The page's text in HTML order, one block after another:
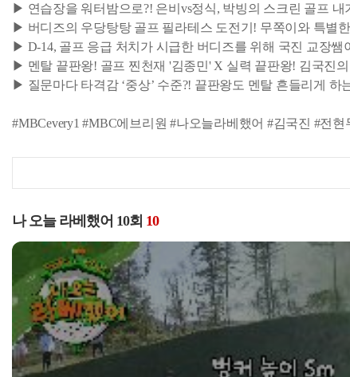
▶ 연습장을 워터밤으로?! 은비vs정식, 박빙의 스크린 골프 내
▶ 버디즈의 우당탕탕 골프 필라테스 도전기! 무쪽이와 특별
▶ D-14, 골프 응급 처치가 시급한 버디즈를 위해 국진 교장쌤
▶ 멘탈 끝판왕! 골프 찐천재 '김종민' X 실력 끝판왕! 김국진의
▶ 질문마다 타격감 ‘중상’ 수준?! 끝판왕도 멘탈 흔들리게 하
#MBCevery1 #MBC에브리원 #나오늘라베했어 #김국진 #전
나 오늘 라베했어 10회 10